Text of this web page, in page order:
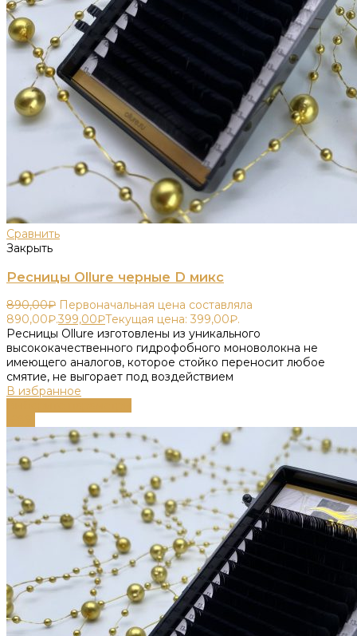
Сравнить
Закрыть
Ресницы Ollure черные D микс
890,00₽ Первоначальная цена составляла
890,00₽.399,00₽Текущая цена: 399,00₽.
Ресницы Ollure изготовлены из уникального
высококачественного гидрофобного моноволокна не
имеющего аналогов, которое стойко переносит любое
смятие, не выгорает под воздействием
В избранное